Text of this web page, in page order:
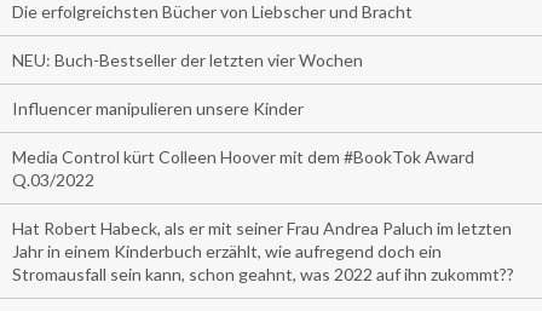
Die erfolgreichsten Bücher von Liebscher und Bracht
NEU: Buch-Bestseller der letzten vier Wochen
Influencer manipulieren unsere Kinder
Media Control kürt Colleen Hoover mit dem #BookTok Award
Q.03/2022
Hat Robert Habeck, als er mit seiner Frau Andrea Paluch im letzten
Jahr in einem Kinderbuch erzählt, wie aufregend doch ein
Stromausfall sein kann, schon geahnt, was 2022 auf ihn zukommt??